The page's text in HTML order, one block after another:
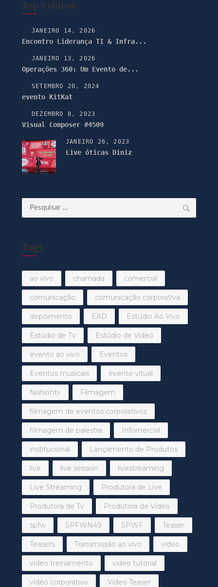
Top 5 vídeos
JANEIRO 14, 2026
Encontro Liderança TI & Infra...
JANEIRO 13, 2026
Operações 360: Um Evento de...
SETEMBRO 20, 2024
evento KitKat
DEZEMBRO 8, 2023
Visual Composer #4509
JANEIRO 26, 2023
Live óticas Diniz
Pesquisar
por:
Tags
ao vivo chamada comercial
comunicação comunicação corporativa
depoimento EAD Estúdio Ao Vivo
Estúdio de Tv Estúdio de Vídeo
evento ao vivo Eventos
Eventos musicais evento vitual
fashiontv Filmagem
filmagem de eventos corporativos
filmagem de palestra Infomercial
institucional Lançamento de Produtos
live live session livestreaming
Live Streaming Produtora de Live
Produtora de Tv Produtora de Vídeo
spfw SPFWN49 SPWF Teaser
Teasers Transmissão ao vivo video
video treinamento video tutorial
vídeo corporativo Vídeo Teaser